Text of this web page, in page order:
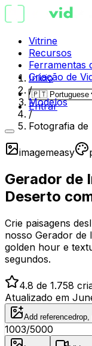
Vitrine
Recursos
Ferramentas
Criação de
Entrar
Início
/
Modelos
/
Fotografia
imagemeasy
Gerador de
Deserto
Crie paisagens
nosso Gerador de
golden hour e
segundos.
4.8 de 1.758
Atualizado em
Add referencedrop,
1003/5000